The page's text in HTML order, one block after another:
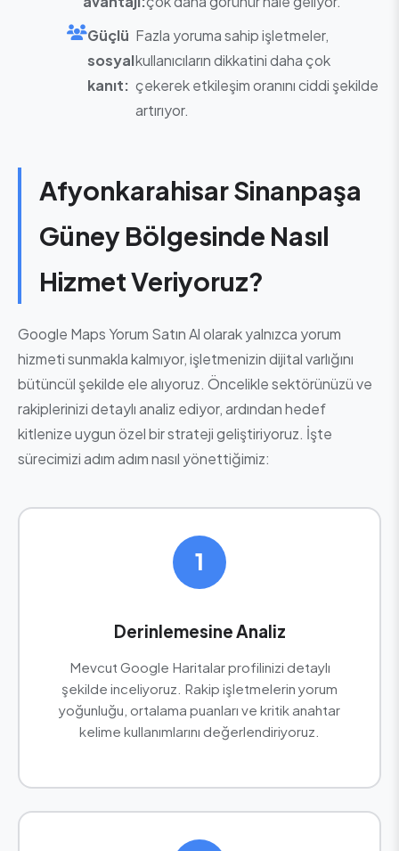
Güçlü
sosyal
kanıt:
Fazla yoruma sahip işletmeler,
kullanıcıların dikkatini daha çok
çekerek etkileşim oranını ciddi şekilde
artırıyor.
Afyonkarahisar Sinanpaşa
Güney Bölgesinde Nasıl
Hizmet Veriyoruz?
Google Maps Yorum Satın Al olarak yalnızca yorum
hizmeti sunmakla kalmıyor, işletmenizin dijital varlığını
bütüncül şekilde ele alıyoruz. Öncelikle sektörünüzü ve
rakiplerinizi detaylı analiz ediyor, ardından hedef
kitlenize uygun özel bir strateji geliştiriyoruz. İşte
sürecimizi adım adım nasıl yönettiğimiz:
1
Derinlemesine Analiz
Mevcut Google Haritalar profilinizi detaylı
şekilde inceliyoruz. Rakip işletmelerin yorum
yoğunluğu, ortalama puanları ve kritik anahtar
kelime kullanımlarını değerlendiriyoruz.